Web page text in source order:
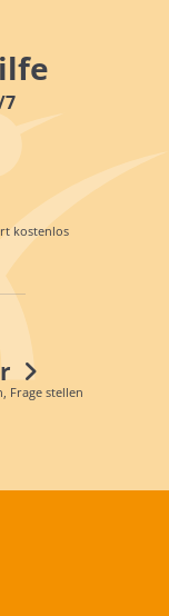
kostenlos
Frage stellen